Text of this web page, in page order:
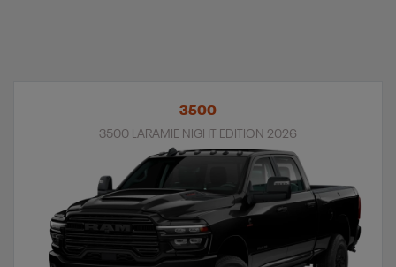
3500
3500 LARAMIE NIGHT EDITION 2026